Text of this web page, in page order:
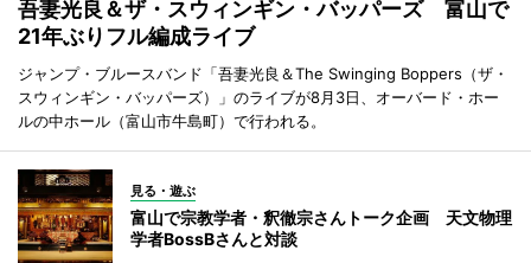
吾妻光良＆ザ・スウィンギン・バッパーズ 富山で
21年ぶりフル編成ライブ
ジャンプ・ブルースバンド「吾妻光良＆The Swinging Boppers（ザ・
スウィンギン・バッパーズ）」のライブが8月3日、オーバード・ホー
ルの中ホール（富山市牛島町）で行われる。
見る・遊ぶ
富山で宗教学者・釈徹宗さんトーク企画 天文物理
学者BossBさんと対談